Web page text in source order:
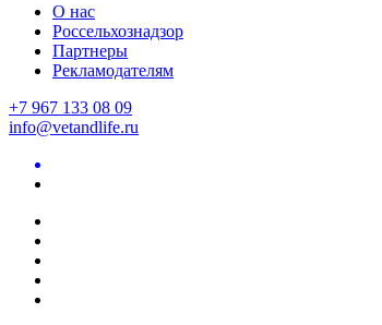
О нас
Россельхознадзор
Партнеры
Рекламодателям
+7 967 133 08 09
info@vetandlife.ru